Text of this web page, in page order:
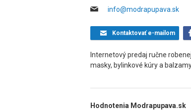
info@modrapupava.sk
Kontaktovaťe-mailom
Internetový predaj ručne
masky, bylinkové kúry a
Hodnotenia Modrapupava.sk